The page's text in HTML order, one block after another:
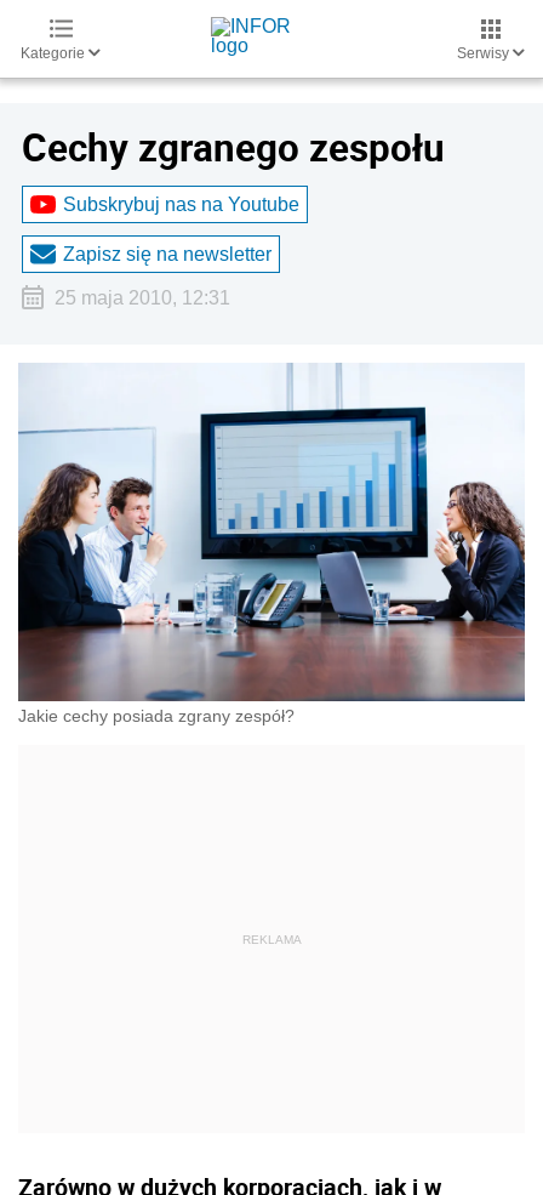
Kategorie Serwisy
Cechy zgranego zespołu
Subskrybuj nas na Youtube
Zapisz się na newsletter
25 maja 2010, 12:31
Jakie cechy posiada zgrany zespół?
Zarówno w dużych korporacjach, jak i w